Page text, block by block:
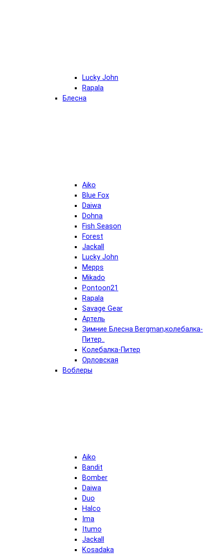
Lucky John
Rapala
Блесна
Aiko
Blue Fox
Daiwa
Dohna
Fish Season
Forest
Jackall
Lucky John
Mepps
Mikado
Pontoon21
Rapala
Savage Gear
Артель
Зимние Блесна Bergman,колебалка-
Питер..
Колебалка-Питер
Орловская
Воблеры
Aiko
Bandit
Bomber
Daiwa
Duo
Halco
Ima
Itumo
Jackall
Kosadaka